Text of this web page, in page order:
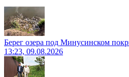
Берег озера под Минусинском
13:23, 09.08.2026